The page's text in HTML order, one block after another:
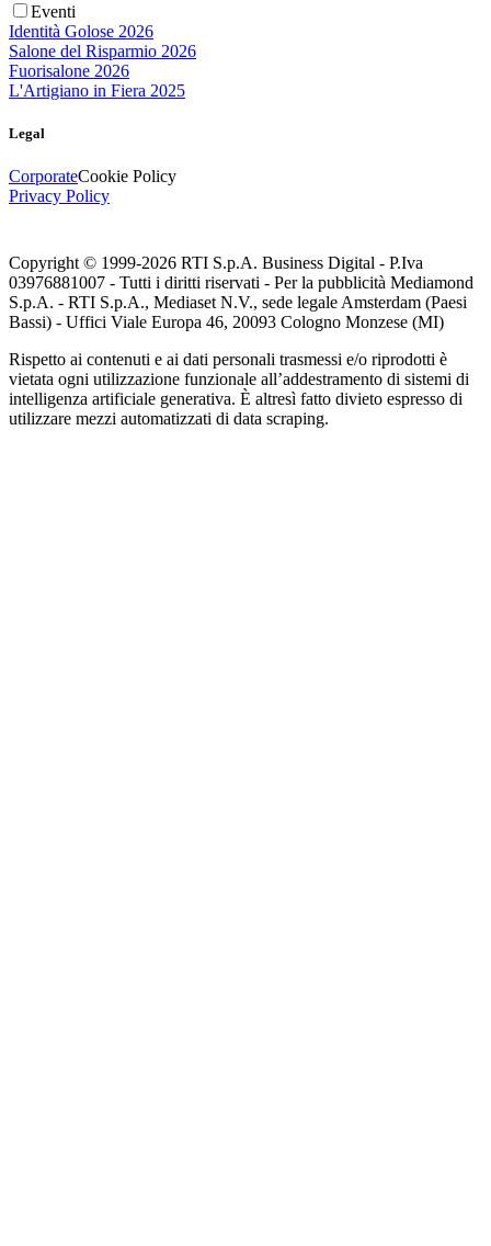
Eventi
Identità Golose 2026
Salone del Risparmio 2026
Fuorisalone 2026
L'Artigiano in Fiera 2025
Legal
CorporateCookie Policy
Privacy Policy
Copyright © 1999-2026 RTI S.p.A. Business Digital - P.Iva
03976881007 - Tutti i diritti riservati - Per la pubblicità Mediamond
S.p.A. - RTI S.p.A., Mediaset N.V., sede legale Amsterdam (Paesi
Bassi) - Uffici Viale Europa 46, 20093 Cologno Monzese (MI)
Rispetto ai contenuti e ai dati personali trasmessi e/o riprodotti è
vietata ogni utilizzazione funzionale all’addestramento di sistemi di
intelligenza artificiale generativa. È altresì fatto divieto espresso di
utilizzare mezzi automatizzati di data scraping.